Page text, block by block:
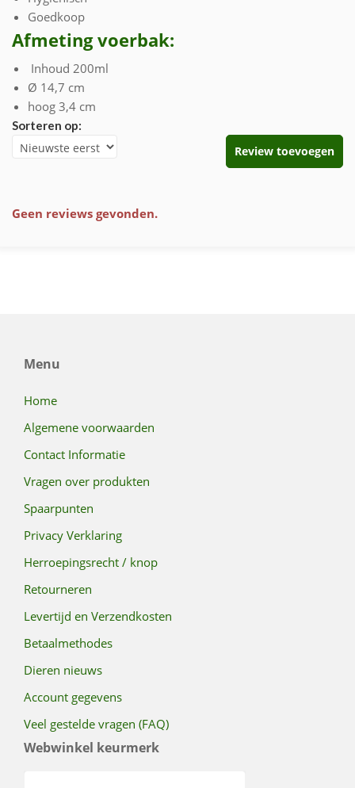
Goedkoop
Afmeting voerbak:
Inhoud 200ml
Ø 14,7 cm
hoog 3,4 cm
Sorteren op:
Review toevoegen
Geen reviews gevonden.
Menu
Home
Algemene voorwaarden
Contact Informatie
Vragen over produkten
Spaarpunten
Privacy Verklaring
Herroepingsrecht / knop
Retourneren
Levertijd en Verzendkosten
Betaalmethodes
Dieren nieuws
Account gegevens
Veel gestelde vragen (FAQ)
Webwinkel keurmerk